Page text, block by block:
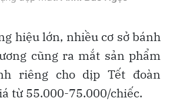
hiệu lớn, nhiều cơ sở bánh
cũng ra mắt sản phẩm
riêng cho dịp Tết đoàn
từ 55.000-75.000/chiếc.